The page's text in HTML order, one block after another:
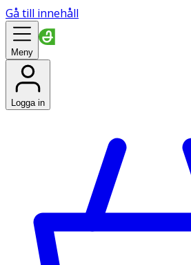
Gå till innehåll
Meny
Logga in